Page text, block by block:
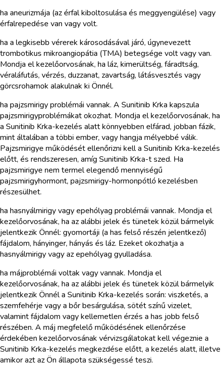
ha aneurizmája (az érfal kiboltosulása és meggyengülése) vagy
érfalrepedése van vagy volt.
ha a legkisebb vérerek károsodásával járó, úgynevezett
trombotikus mikroangiopátia (TMA) betegsége volt vagy van.
Mondja el kezelőorvosának, ha láz, kimerültség, fáradtság,
véraláfutás, vérzés, duzzanat, zavartság, látásvesztés vagy
görcsrohamok alakulnak ki Önnél.
ha pajzsmirigy problémái vannak. A Sunitinib Krka kapszula
pajzsmirigyproblémákat okozhat. Mondja el kezelőorvosának, ha
a Sunitinib Krka-kezelés alatt könnyebben elfárad, jobban fázik,
mint általában a többi ember, vagy hangja mélyebbé válik.
Pajzsmirigye működését ellenőrizni kell a Sunitinib Krka-kezelés
előtt, és rendszeresen, amíg Sunitinib Krka-t szed. Ha
pajzsmirigye nem termel elegendő mennyiségű
pajzsmirigyhormont, pajzsmirigy-hormonpótló kezelésben
részesülhet.
ha hasnyálmirigy vagy epehólyag problémái vannak. Mondja el
kezelőorvosának, ha az alábbi jelek és tünetek közül bármelyik
jelentkezik Önnél: gyomortáji (a has felső részén jelentkező)
fájdalom, hányinger, hányás és láz. Ezeket okozhatja a
hasnyálmirigy vagy az epehólyag gyulladása.
ha májproblémái voltak vagy vannak. Mondja el
kezelőorvosának, ha az alábbi jelek és tünetek közül bármelyik
jelentkezik Önnél a Sunitinib Krka-kezelés során: viszketés, a
szemfehérje vagy a bőr besárgulása, sötét színű vizelet,
valamint fájdalom vagy kellemetlen érzés a has jobb felső
részében. A máj megfelelő működésének ellenőrzése
érdekében kezelőorvosának vérvizsgálatokat kell végeznie a
Sunitinib Krka-kezelés megkezdése előtt, a kezelés alatt, illetve
amikor azt az Ön állapota szükségessé teszi.